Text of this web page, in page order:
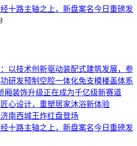
十路主轴之上，新盘案名今日重磅发
以技术创新驱动装配式建筑发展，参
研发预制空腔一体化免支模楼盖体系
厢装饰升级正在成为千亿级新赛道
心设计，重塑居家沐浴新体验
南西城王炸红盘登场
十路主轴之上，新盘案名今日重磅发